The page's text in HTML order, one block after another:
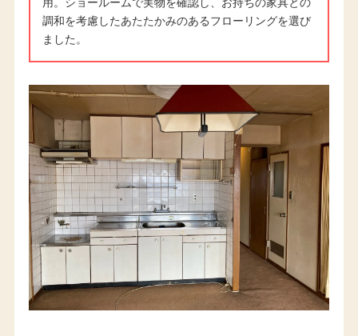
用。ショールームで実物を確認し、お持ちの家具との
調和を考慮したあたたかみのあるフローリングを選び
ました。